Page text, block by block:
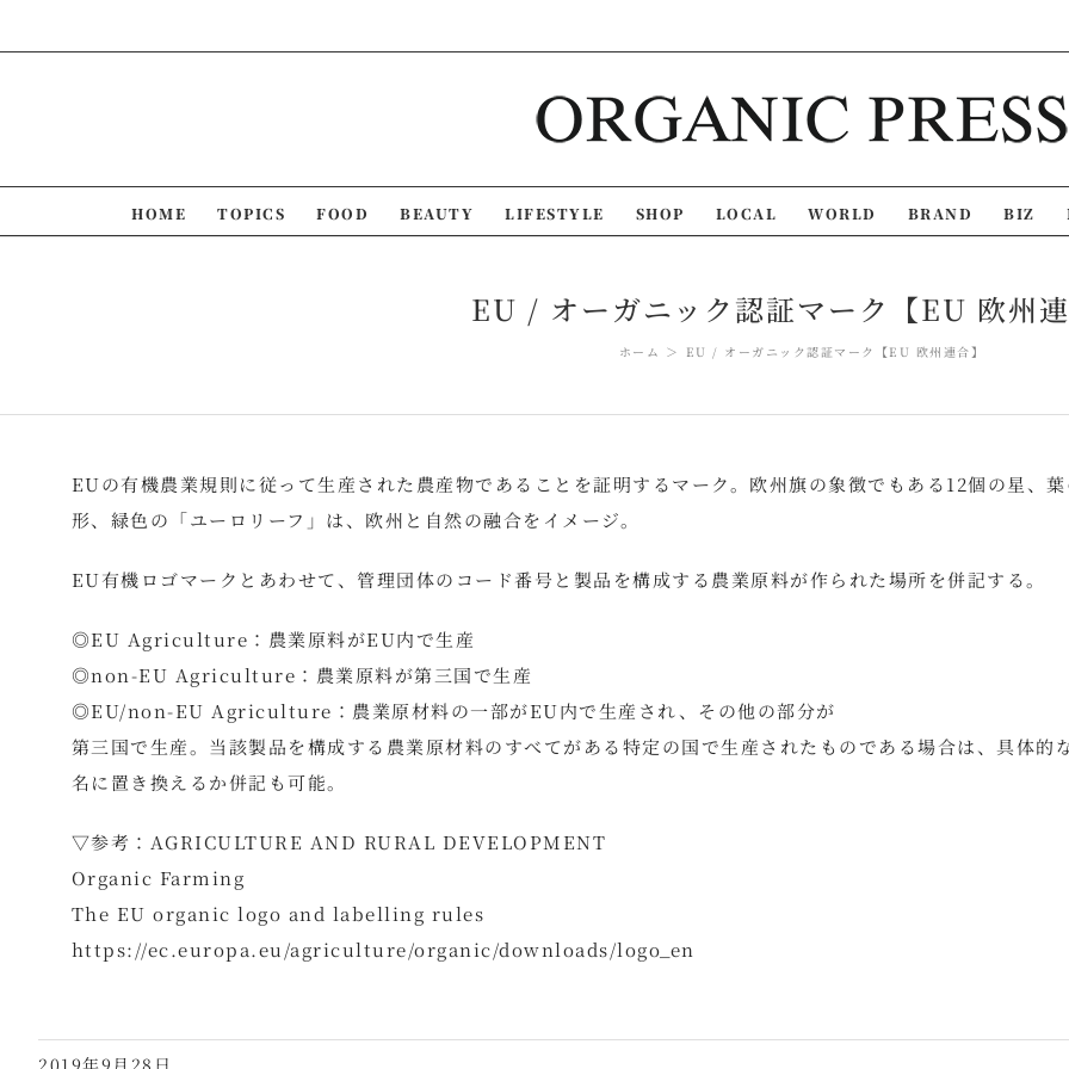
to
HOME TOPICS FOOD BEAUTY LIFESTYLE SHOP LOCAL WORLD BRAND BIZ
EU / オーガニック認証マーク【EU 欧州
ホーム EU / オーガニック認証マーク【EU 欧州連合】
EUの有機農業規則に従って生産された農産物であることを証明するマーク。欧州旗の象徴でもある12個の星、
形、緑色の「ユーロリーフ」は、欧州と自然の融合をイメージ。
EU有機ロゴマークとあわせて、管理団体のコード番号と製品を構成する農業原料が作られた場所を併記する。
◎EU Agriculture：農業原料がEU内で生産
◎non-EU Agriculture：農業原料が第三国で生産
◎EU/non-EU Agriculture：農業原材料の一部がEU内で生産され、その他の部分が
第三国で生産。当該製品を構成する農業原材料のすべてがある特定の国で生産されたものである場合は、具体的
名に置き換えるか併記も可能。
▽参考：AGRICULTURE AND RURAL DEVELOPMENT
Organic Farming
The EU organic logo and labelling rules
https://ec.europa.eu/agriculture/organic/downloads/logo_en
2019年9月28日